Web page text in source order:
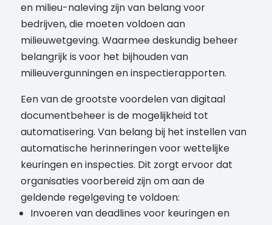
en milieu-naleving zijn van belang voor
bedrijven, die moeten voldoen aan
milieuwetgeving. Waarmee deskundig beheer
belangrijk is voor het bijhouden van
milieuvergunningen en inspectierapporten.
Een van de grootste voordelen van digitaal
documentbeheer is de mogelijkheid tot
automatisering. Van belang bij het instellen van
automatische herinneringen voor wettelijke
keuringen en inspecties. Dit zorgt ervoor dat
organisaties voorbereid zijn om aan de
geldende regelgeving te voldoen:
Invoeren van deadlines voor keuringen en